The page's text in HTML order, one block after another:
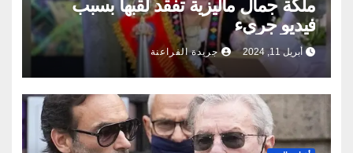
ملكة جمال ماليزية تفقد لقبها بسبب
فيديو جريء
أبريل 11, 2024 جريدة الفراعنة